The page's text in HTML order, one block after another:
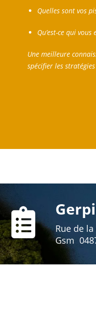
Quelles sont vos
Qu’est-ce qui
Une meilleure
spécifier les
Rue de
Gsm